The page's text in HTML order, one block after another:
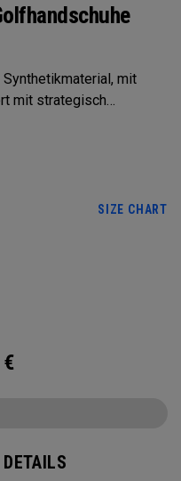
mit
mit strategisch
für Tragekomfort
SIZE CHART
€